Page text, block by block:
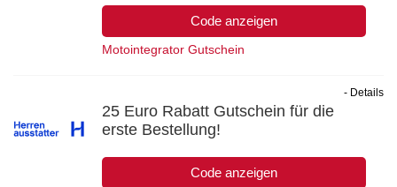
Code anzeigen
Motointegrator Gutschein
25 Euro Rabatt Gutschein für die
erste Bestellung!
Code anzeigen
- Details